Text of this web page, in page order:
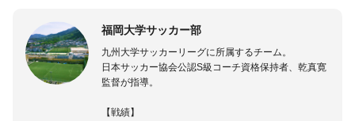
福岡大学サッカー部
九州大学サッカーリーグに所属するチーム。
日本サッカー協会公認S級コーチ資格保持者、乾真寛
監督が指導。
【戦績】